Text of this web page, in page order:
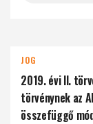
JOG
2019. évi II.
törvénynek az
összefüggő